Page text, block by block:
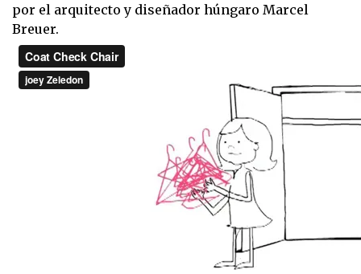
por el arquitecto y diseñador húngaro Marcel
Breuer.